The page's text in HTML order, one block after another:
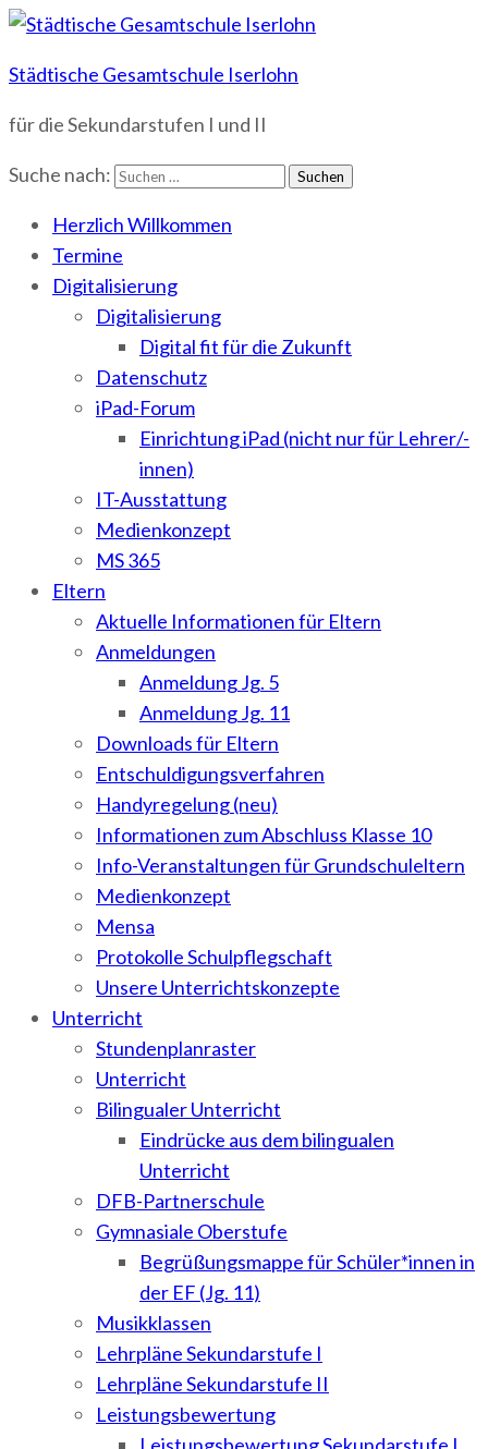
Städtische Gesamtschule Iserlohn
für die Sekundarstufen I und II
Suche nach:
Herzlich Willkommen
Termine
Digitalisierung
Digitalisierung
Digital fit für die Zukunft
Datenschutz
iPad-Forum
Einrichtung iPad (nicht nur für Lehrer/-
innen)
IT-Ausstattung
Medienkonzept
MS 365
Eltern
Aktuelle Informationen für Eltern
Anmeldungen
Anmeldung Jg. 5
Anmeldung Jg. 11
Downloads für Eltern
Entschuldigungsverfahren
Handyregelung (neu)
Informationen zum Abschluss Klasse 10
Info-Veranstaltungen für Grundschuleltern
Medienkonzept
Mensa
Protokolle Schulpflegschaft
Unsere Unterrichtskonzepte
Unterricht
Stundenplanraster
Unterricht
Bilingualer Unterricht
Eindrücke aus dem bilingualen
Unterricht
DFB-Partnerschule
Gymnasiale Oberstufe
Begrüßungsmappe für Schüler*innen in
der EF (Jg. 11)
Musikklassen
Lehrpläne Sekundarstufe I
Lehrpläne Sekundarstufe II
Leistungsbewertung